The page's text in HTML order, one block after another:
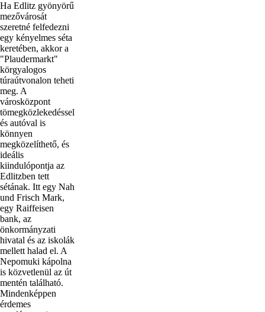
Ha Edlitz gyönyörű
mezővárosát
szeretné felfedezni
egy kényelmes séta
keretében, akkor a
"Plaudermarkt"
körgyalogos
túraútvonalon teheti
meg. A
városközpont
tömegközlekedéssel
és autóval is
könnyen
megközelíthető, és
ideális
kiindulópontja az
Edlitzben tett
sétának. Itt egy Nah
und Frisch Mark,
egy Raiffeisen
bank, az
önkormányzati
hivatal és az iskolák
mellett halad el. A
Nepomuki kápolna
is közvetlenül az út
mentén található.
Mindenképpen
érdemes